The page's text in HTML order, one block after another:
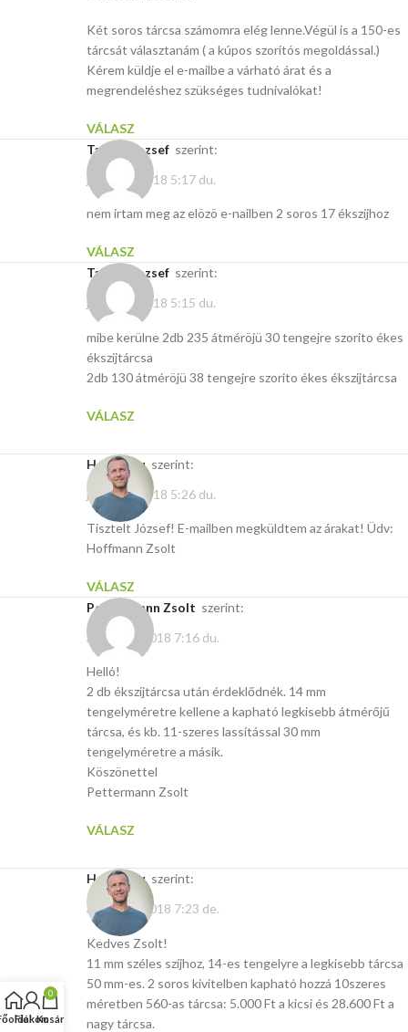
Két soros tárcsa számomra elég lenne.Végül is a 150-es
tárcsát választanám ( a kúpos szorítós megoldással.)
Kérem küldje el e-mailbe a várható árat és a
megrendeléshez szükséges tudnivalókat!
VÁLASZ
Takács Jozsef szerint:
július 29, 2018 5:17 du.
nem irtam meg az elözö e-nailben 2 soros 17 ékszijhoz
VÁLASZ
Takács Jozsef szerint:
július 29, 2018 5:15 du.
mibe kerülne 2db 235 átméröjü 30 tengejre szorito ékes
ékszijtárcsa
2db 130 átméröjü 38 tengejre szorito ékes ékszijtárcsa
VÁLASZ
Hasito.hu szerint:
július 29, 2018 5:26 du.
Tisztelt József! E-mailben megküldtem az árakat! Üdv:
Hoffmann Zsolt
VÁLASZ
Pettermann Zsolt szerint:
április 27, 2018 7:16 du.
Helló!
2 db ékszíjtárcsa után érdeklődnék. 14 mm
tengelyméretre kellene a kapható legkisebb átmérőjű
tárcsa, és kb. 11-szeres lassítással 30 mm
tengelyméretre a másik.
Köszönettel
Pettermann Zsolt
VÁLASZ
Hasito.hu szerint:
április 28, 2018 7:23 de.
Kedves Zsolt!
11 mm széles szíjhoz, 14-es tengelyre a legkisebb tárcsa
50 mm-es. 2 soros kivitelben kapható hozzá 10szeres
méretben 560-as tárcsa: 5.000 Ft a kicsi és 28.600 Ft a
nagy tárcsa.
Fiókom
0
Kosár